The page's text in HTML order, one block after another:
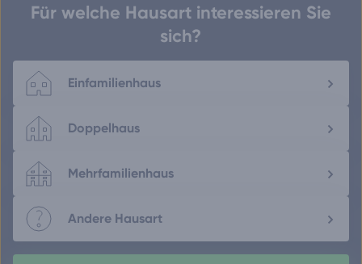
Für welche Hausart interessieren Sie
sich?
Einfamilienhaus
Doppelhaus
Mehrfamilienhaus
Andere Hausart